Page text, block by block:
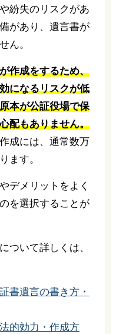
紛失のリスクがあ
があり、遺言書が
ん。
作成をするため、
になるリスクが低
本が公証役場で保
配もありません。
成には、通常数万
ます。
デメリットをよく
を選択することが
ついて詳しくは、
書遺言の書き方・
的効力・作成方